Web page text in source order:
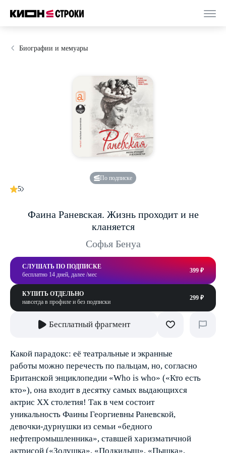
Биографии и мемуары
По подписке
5
Фаина Раневская. Жизнь проходит и не
кланяется
Софья Бенуа
СЛУШАТЬ ПО ПОДПИСКЕ
бесплатно 14 дней, далее /мес
399 ₽
КУПИТЬ ОТДЕЛЬНО
навсегда в профиле и без подписки
299 ₽
Бесплатный фрагмент
Какой парадокс: её театральные и экранные
работы можно перечесть по пальцам, но, согласно
Британской энциклопедии «Who is who» («Кто есть
кто»), она входит в десятку самых выдающихся
актрис XX столетия! Так в чем состоит
уникальность Фаины Георгиевны Раневской,
девочки-дурнушки из семьи «бедного
нефтепромышленника», ставшей харизматичной
актрисой («Золушка», «Подкидыш», «Пышка»,